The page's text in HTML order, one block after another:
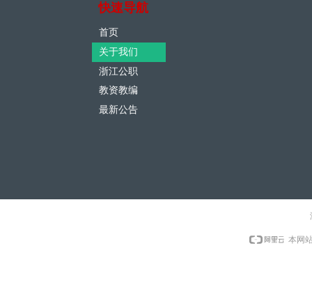
首页
关于我们
浙江公职
教资教编
最新公告
快速导航
本网